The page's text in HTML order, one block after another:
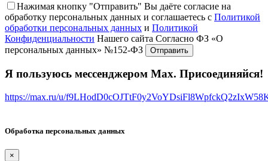
Нажимая кнопку "Отправить" Вы даёте согласие на
обработку персональных данных и соглашаетесь с Политикой
обработки персональных данных и Политикой
Конфиденциальности Нашего сайта Согласно ФЗ «О
персональных данных» №152-ФЗ
Я пользуюсь мессенджером Max. Присоединяйся!
https://max.ru/u/
Обработка персональных данных
×